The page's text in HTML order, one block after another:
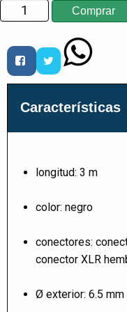
Características
longitud: 3 m
color: negro
conectores:
conector XLR
Ø exterior: 6.5 mm